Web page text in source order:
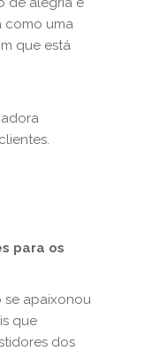
como uma
que está
para os
se apaixonou
que
dos